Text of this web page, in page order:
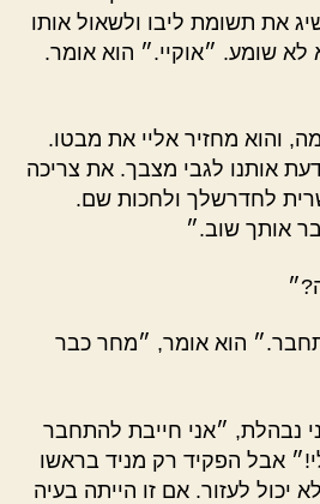
את תשומת ליבו ולשאול אותו
לא שומע. ״אוקיי.״ הוא אומר.
והוא מחזיר אליי את מבטו.
אותנו לגבי מצבך. את צריכה
לחדרשלך ולחכות שם.
אותך שוב.״
הוא אומר, ״מחר כבר
נבהלת, ״אני חייבת להתחבר
אבל הפקיד רק מניד בראשו
יכול לעזור. אם זו הייתה בעיה